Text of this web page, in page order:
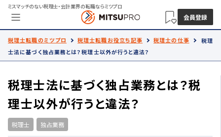
ミスマッチのない税理士・会計業界の転職ならミツプロ
会員登録
税理士転職のミツプロ 税理士転職お役立ち記事 税理士の仕事
税理
士法に基づく独占業務とは？税理士以外が行うと違法？
税理士法に基づく独占業務とは？税
理士以外が行うと違法？
税理士 独占業務